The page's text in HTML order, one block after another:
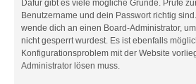
Dafür gibt es viele mögliche Gründe. Prüfe
Benutzername und dein Passwort richtig
wende dich an einen Board-Administrator,
nicht gesperrt wurdest. Es ist ebenfalls
Konfigurationsproblem mit der Website
Administrator lösen muss.